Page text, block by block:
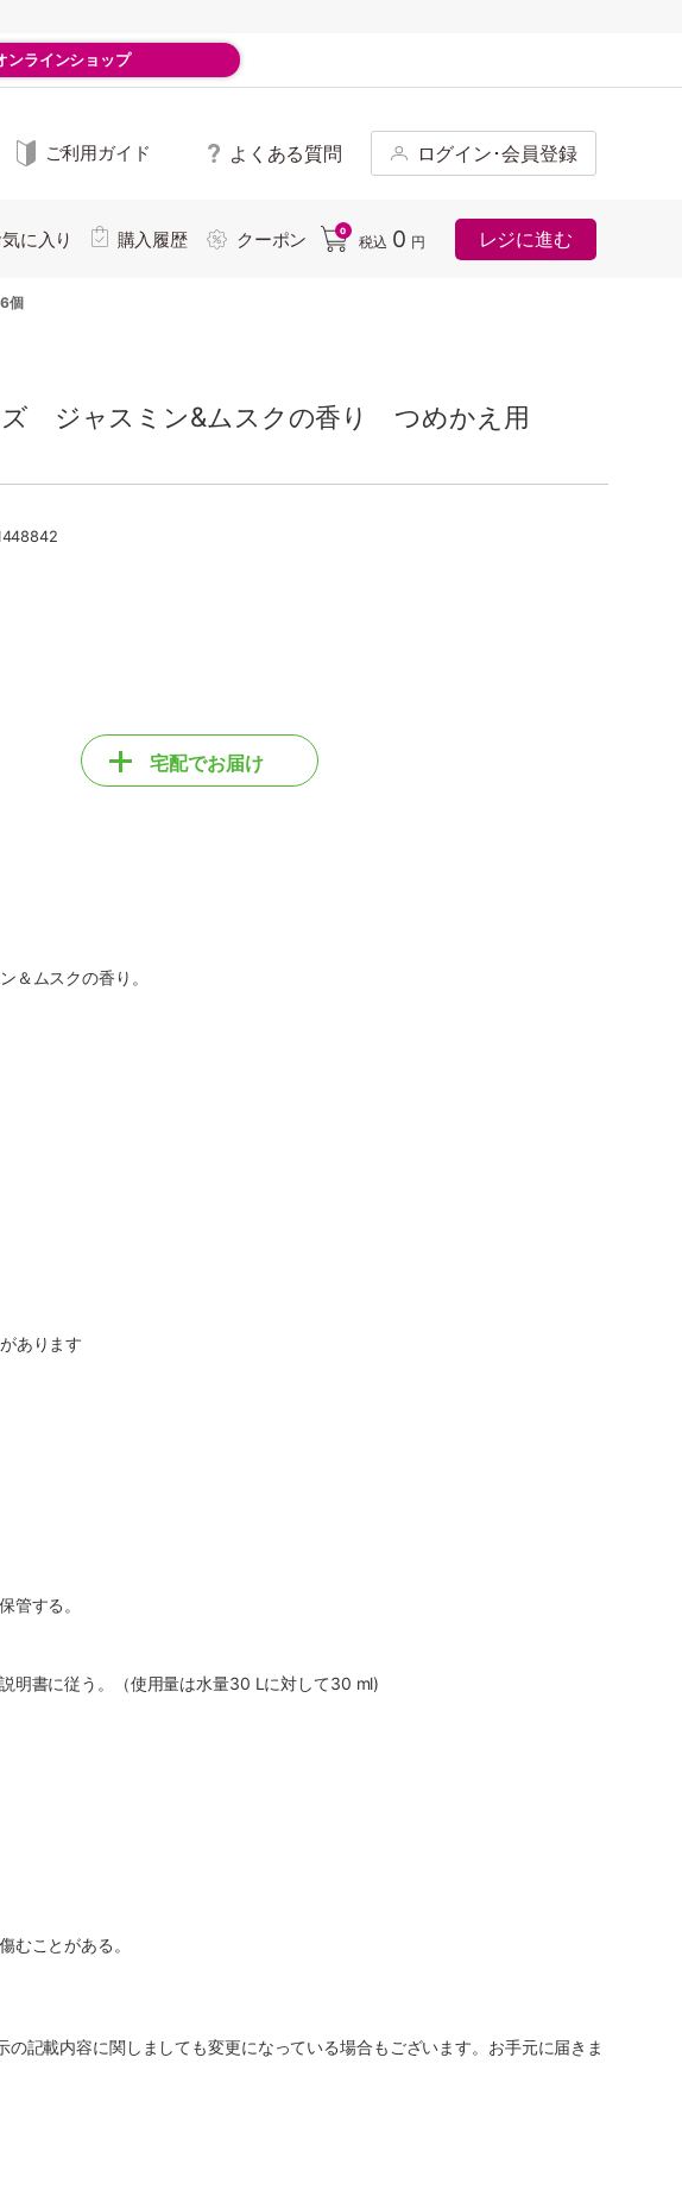
ンラインショップ
ご利用ガイド よくある質問 ログイン･会員登録
に入り 購入履歴 クーポン 0
税込 0 円 レジに進む
個
ジャスミン&ムスクの香り つめかえ用
宅配でお届け
＆ムスクの香り。
あります
管する。
明書に従う。（使用量は水量30 Lに対して30 ml)
むことがある。
記載内容に関しましても変更になっている場合もございます。お手元に届きま